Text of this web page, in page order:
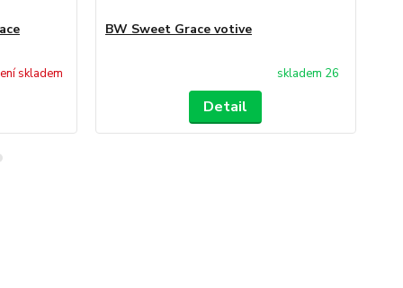
skladem
BW Sweet Grace votive
skladem 26
Detail